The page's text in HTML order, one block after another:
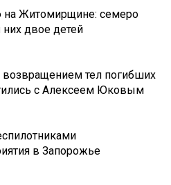
на Житомирщине: семеро
двое детей
возвращением тел погибших
с Алексеем Юковым
в Запорожье